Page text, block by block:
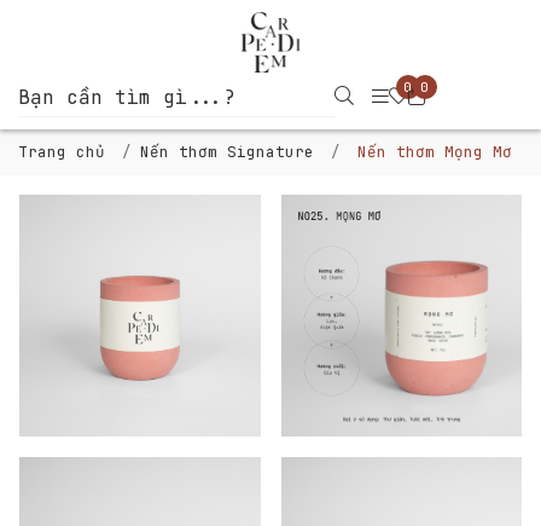
0 0
Trang chủ Nến thơm Signature Nến thơm Mọng Mơ